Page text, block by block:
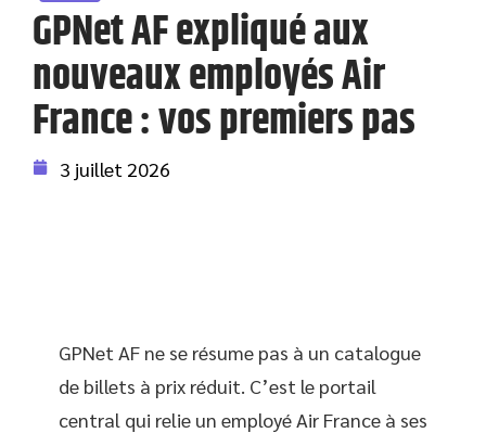
GPNet AF expliqué aux
nouveaux employés Air
France : vos premiers pas
3 juillet 2026
GPNet AF ne se résume pas à un catalogue
de billets à prix réduit. C’est le portail
central qui relie un employé Air France à ses